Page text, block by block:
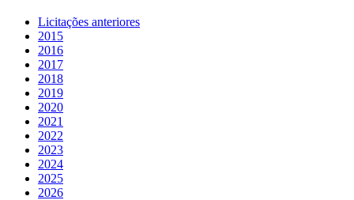
Licitações anteriores
2015
2016
2017
2018
2019
2020
2021
2022
2023
2024
2025
2026